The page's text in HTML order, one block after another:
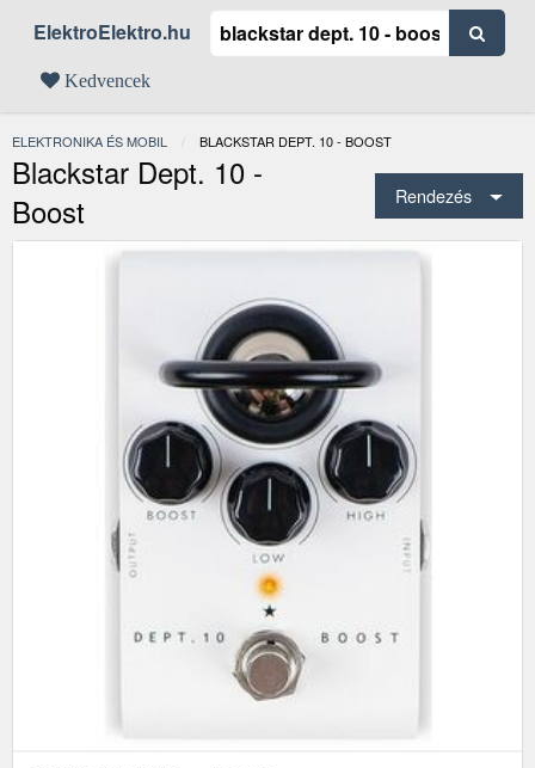
ElektroElektro.hu
Kedvencek
ELEKTRONIKA ÉS MOBIL JELENLEGI:
BLACKSTAR DEPT. 10 - BOOST
Blackstar Dept. 10 -
Boost
Rendezés